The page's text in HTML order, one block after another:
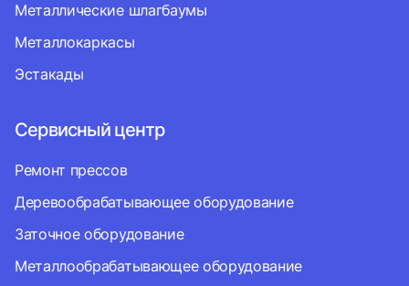
Металлические шлагбаумы
Металлокаркасы
Эстакады
Сервисный центр
Ремонт прессов
Деревообрабатывающее оборудование
Заточное оборудование
Металлообрабатывающее оборудование